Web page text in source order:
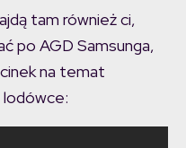
tam również ci,
po AGD Samsunga,
na temat
lodówce: